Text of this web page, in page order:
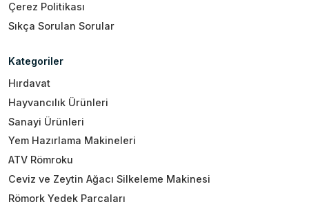
Çerez Politikası
Sıkça Sorulan Sorular
Kategoriler
Hırdavat
Hayvancılık Ürünleri
Sanayi Ürünleri
Yem Hazırlama Makineleri
ATV Römroku
Ceviz ve Zeytin Ağacı Silkeleme Makinesi
Römork Yedek Parçaları